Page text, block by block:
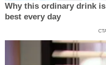
Why this ordinary drink
best every day